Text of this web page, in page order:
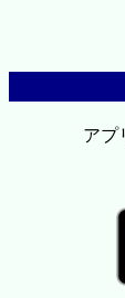
アプ